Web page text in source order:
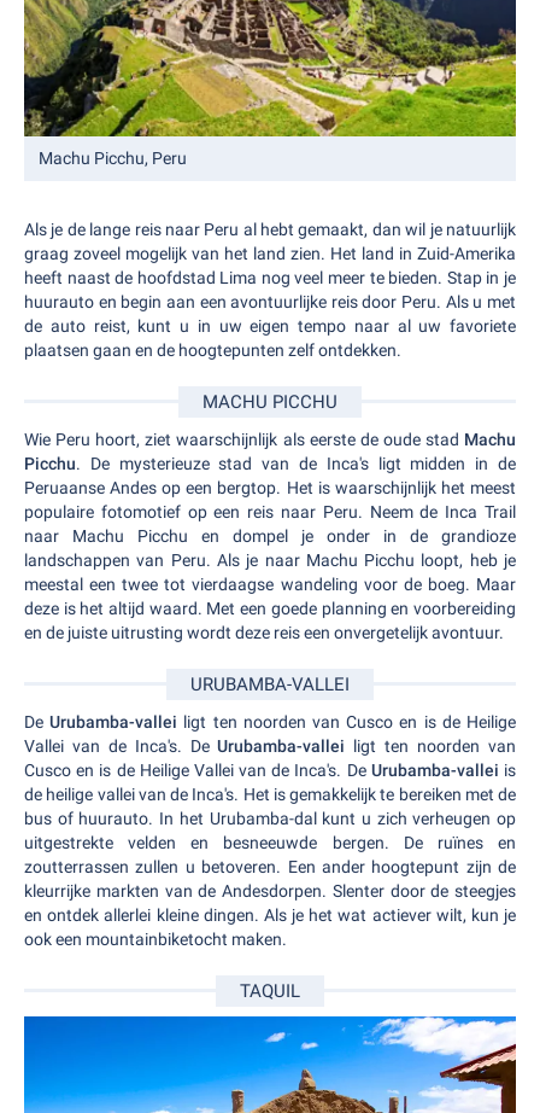
Machu Picchu, Peru
Als je de lange reis naar Peru al hebt gemaakt, dan wil je natuurlijk
graag zoveel mogelijk van het land zien. Het land in Zuid-Amerika
heeft naast de hoofdstad Lima nog veel meer te bieden. Stap in je
huurauto en begin aan een avontuurlijke reis door Peru. Als u met
de auto reist, kunt u in uw eigen tempo naar al uw favoriete
plaatsen gaan en de hoogtepunten zelf ontdekken.
MACHU PICCHU
Wie Peru hoort, ziet waarschijnlijk als eerste de oude stad Machu
Picchu. De mysterieuze stad van de Inca's ligt midden in de
Peruaanse Andes op een bergtop. Het is waarschijnlijk het meest
populaire fotomotief op een reis naar Peru. Neem de Inca Trail
naar Machu Picchu en dompel je onder in de grandioze
landschappen van Peru. Als je naar Machu Picchu loopt, heb je
meestal een twee tot vierdaagse wandeling voor de boeg. Maar
deze is het altijd waard. Met een goede planning en voorbereiding
en de juiste uitrusting wordt deze reis een onvergetelijk avontuur.
URUBAMBA-VALLEI
DeUrubamba-vallei ligt ten noorden van Cusco en is de Heilige
Vallei van de Inca's. DeUrubamba-vallei ligt ten noorden van
Cusco en is de Heilige Vallei van de Inca's. De Urubamba-vallei is
de heilige vallei van de Inca's. Het is gemakkelijk te bereiken met de
bus of huurauto. In het Urubamba-dal kunt u zich verheugen op
uitgestrekte velden en besneeuwde bergen. De ruïnes en
zoutterrassen zullen u betoveren. Een ander hoogtepunt zijn de
kleurrijke markten van de Andesdorpen. Slenter door de steegjes
en ontdek allerlei kleine dingen. Als je het wat actiever wilt, kun je
ook een mountainbiketocht maken.
TAQUIL